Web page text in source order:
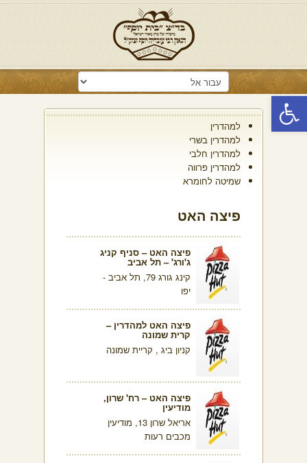
פתח סרגל נגישות
למהדרין
למהדרין בשרי
למהדרין חלבי
למהדרין פרווה
שמיטה לחומרא
פיצה האט
פיצה האט – סניף קניג
ג'ורג' – תל אביב
קינג גורג 79, תל אביב -
יפו
פיצה האט למהדרין –
קרית שמונה
קניון ביג , קריית שמונה
פיצה האט – רח' שרון,
מודיעין
אריאל שרון 13, מודיעין
מכבים רעות